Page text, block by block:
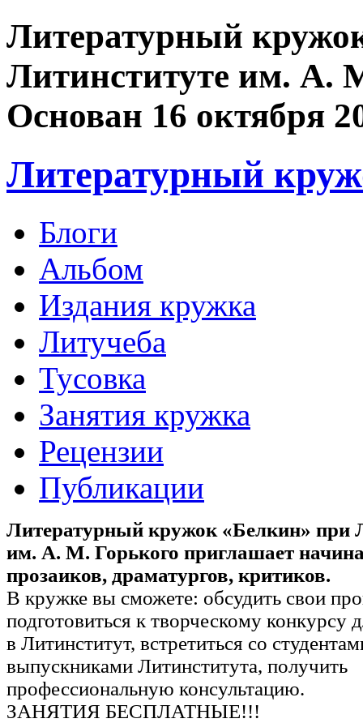
Литературный
Литинституте им. А.
Основан 16 октября
Литературный
Блоги
Альбом
Издания кружка
Литучеба
Тусовка
Занятия кружка
Рецензии
Публикации
Литературный кружок «Белкин» при
им. А. М. Горького приглашает
прозаиков, драматургов, критиков.
В кружке вы сможете: обсудить свои
подготовиться к творческому конкурсу
в Литинститут, встретиться со
выпускниками Литинститута, получить
профессиональную консультацию.
ЗАНЯТИЯ БЕСПЛАТНЫЕ!!!